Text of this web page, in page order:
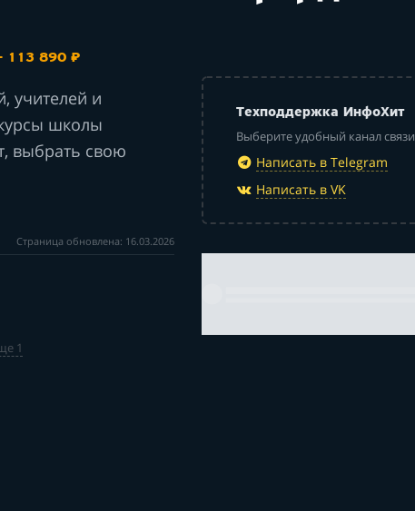
113 890 ₽
учителей и
школы
выбрать свою
Страница обновлена: 16.03.2026
1
Техподдержка ИнфоХит
Выберите удобный канал связи
Написать в Telegram
Написать в VK